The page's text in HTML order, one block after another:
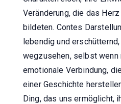
Veränderung, die das
bildeten. Contes
lebendig und
wegzusehen, selbst wenn
emotionale Verbindung,
einer Geschichte
Ding, das uns ermöglicht,